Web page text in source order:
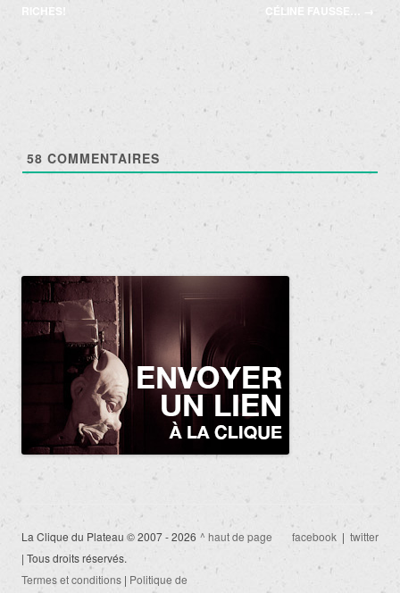
des
RICHES!
CÉLINE FAUSSE…
→
58 COMMENTAIRES
La Clique du Plateau © 2007 - 2026
| Tous droits réservés.
Termes et conditions | Politique de
^ haut de page facebook | twitter